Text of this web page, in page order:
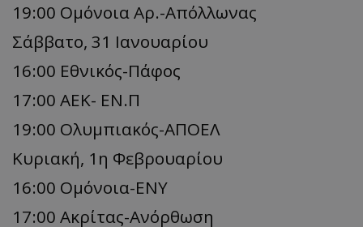
19:00 Ομόνοια Αρ.-Απόλλωνας
Σάββατο, 31 Ιανουαρίου
16:00 Εθνικός-Πάφος
17:00 ΑΕΚ- ΕΝ.Π
19:00 Ολυμπιακός-ΑΠΟΕΛ
Κυριακή, 1η Φεβρουαρίου
16:00 Ομόνοια-ΕΝΥ
17:00 Ακρίτας-Ανόρθωση